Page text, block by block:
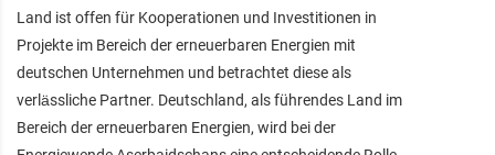
Land ist offen für Kooperationen und Investitionen in
Projekte im Bereich der erneuerbaren Energien mit
deutschen Unternehmen und betrachtet diese als
verlässliche Partner. Deutschland, als führendes Land im
Bereich der erneuerbaren Energien, wird bei der